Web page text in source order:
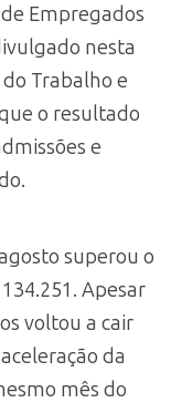
Empregados
nesta
Trabalho e
o resultado
e
superou o
Apesar
voltou a cair
da
mês do